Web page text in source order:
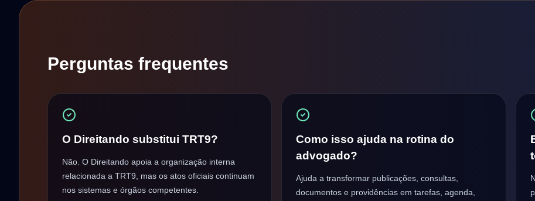
Perguntas frequentes
O Direitando substitui TRT9?
Não. O Direitando apoia a organização interna
relacionada a TRT9, mas os atos oficiais continuam
nos sistemas e órgãos competentes.
Como isso ajuda na rotina do
advogado?
Ajuda a transformar publicações, consultas,
documentos e providências em tarefas, agenda,